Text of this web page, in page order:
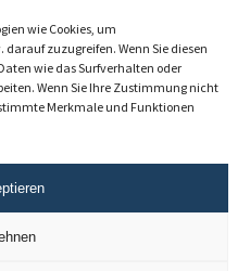
wie Cookies, um
zuzugreifen. Wenn Sie diesen
wie das Surfverhalten oder
Wenn Sie Ihre Zustimmung nicht
Merkmale und Funktionen